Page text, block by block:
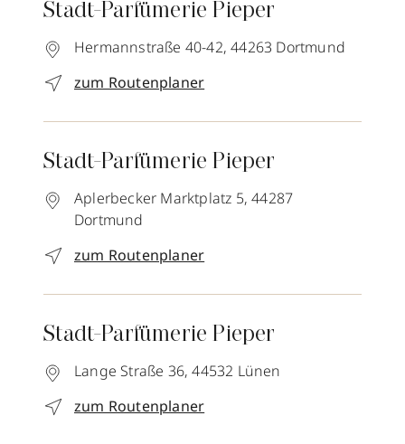
Stadt-Parfümerie Pieper
Hermannstraße 40-42, 44263 Dortmund
zum Routenplaner
Stadt-Parfümerie Pieper
Aplerbecker Marktplatz 5, 44287
Dortmund
zum Routenplaner
Stadt-Parfümerie Pieper
Lange Straße 36, 44532 Lünen
zum Routenplaner